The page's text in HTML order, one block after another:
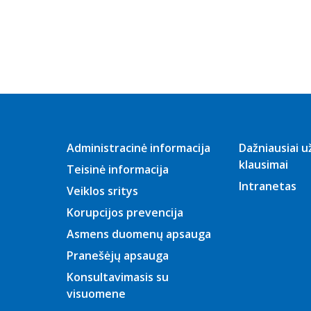
mėn.
2025 m.
rugsėjo mėn.
rugpjūčio
mėn.
2025 m.
liepos mėn.
2025 m.
birželio mėn.
Administracinė informacija
Teisinė informacija
Veiklos sritys
Korupcijos prevencija
Asmens duomenų apsauga
Pranešėjų apsauga
Konsultavimasis su
visuomene
Dažniausiai
klausimai
Intranetas